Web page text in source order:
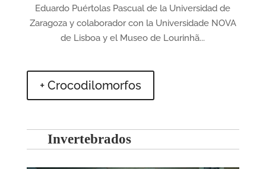
Eduardo Puértolas Pascual de la Universidad de
Zaragoza y colaborador con la Universidade NOVA
de Lisboa y el Museo de Lourinhã...
+ Crocodilomorfos
Invertebrados